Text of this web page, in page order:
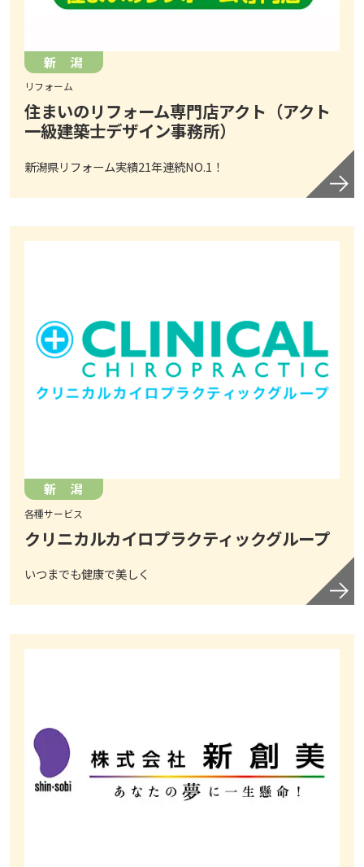
新 潟
リフォーム
住まいのリフォーム専門店アクト（アクト
一級建築士デザイン事務所）
新潟県リフォーム実績21年連続NO.1！
新 潟
各種サービス
クリニカルカイロプラクティックグループ
いつまでも健康で美しく